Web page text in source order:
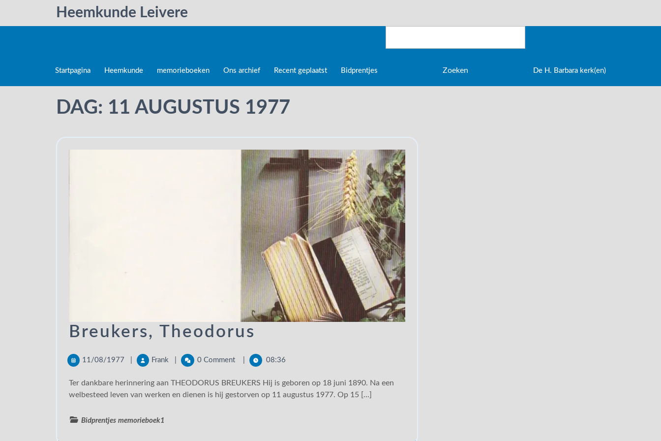
Heemkunde Leivere
Startpagina Heemkunde memorieboeken Ons archief Recent geplaatst Bidprentjes De H. Barbara kerk(en)
DAG: 11 AUGUSTUS 1977
Breukers, Theodorus
11/08/1977 Frank 0 Comment 08:36
Ter dankbare herinnering aan THEODORUS BREUKERS Hij is geboren op 18 juni 1890. Na een
welbesteed leven van werken en dienen is hij gestorven op 11 augustus 1977. Op 15 [...]
Bidprentjes memorieboek1